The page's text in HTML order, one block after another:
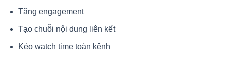
Tăng engagement
Tạo chuỗi nội dung liên kết
Kéo watch time toàn kênh